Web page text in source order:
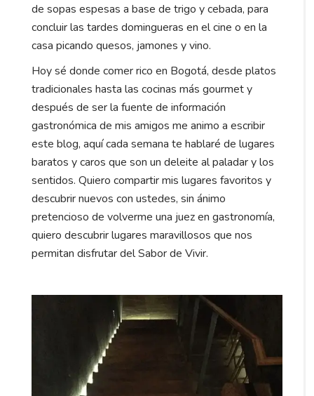
de sopas espesas a base de trigo y cebada, para
concluir las tardes domingueras en el cine o en la
casa picando quesos, jamones y vino.
Hoy sé donde comer rico en Bogotá, desde platos
tradicionales hasta las cocinas más gourmet y
después de ser la fuente de información
gastronómica de mis amigos me animo a escribir
este blog, aquí cada semana te hablaré de lugares
baratos y caros que son un deleite al paladar y los
sentidos. Quiero compartir mis lugares favoritos y
descubrir nuevos con ustedes, sin ánimo
pretencioso de volverme una juez en gastronomía,
quiero descubrir lugares maravillosos que nos
permitan disfrutar del Sabor de Vivir.